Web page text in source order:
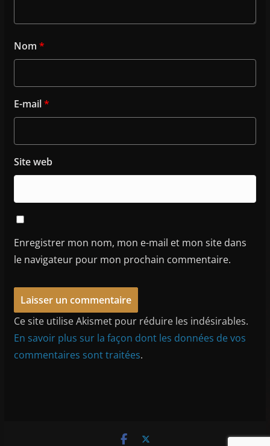
Nom *
E-mail*
Site web
Enregistrer mon nom, mon e-mail et mon site dans
le navigateur pour mon prochain commentaire.
Ce site utilise Akismet pour réduire les indésirables.
En savoir plus sur la façon dont les données de vos
commentaires sont traitées.